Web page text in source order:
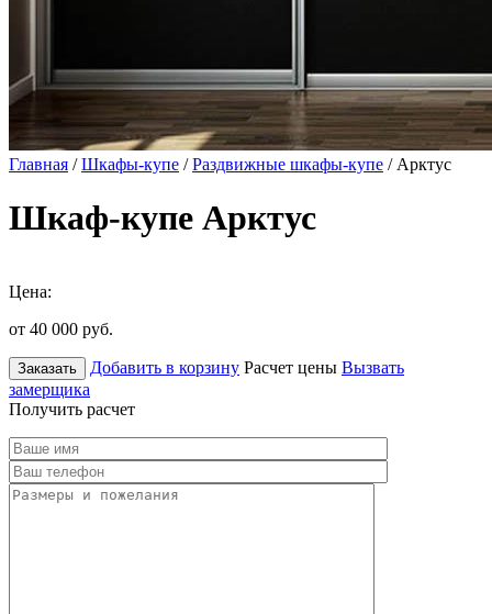
Главная /Шкафы-купе /Раздвижные шкафы-купе / Арктус
Шкаф-купе Арктус
Цена:
от 40 000 руб.
Заказать Добавить в корзину Расчет цены Вызвать
замерщика
Получить расчет